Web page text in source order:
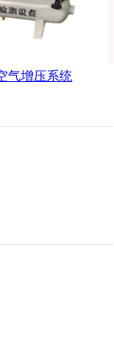
气增压系统